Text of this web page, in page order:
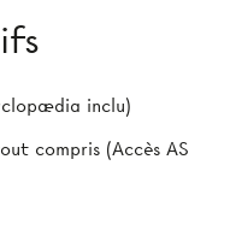
inclu)
compris (Accès AS